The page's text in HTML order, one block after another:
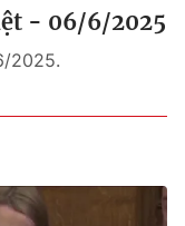
- 06/6/2025
2025.